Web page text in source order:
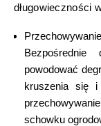
długowieczności
Bezpośrednie
powodować
kruszenia się i
schowku